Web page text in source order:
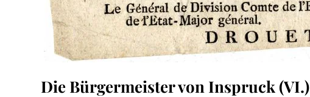
Die Bürgermeister von Inspruck (VI.)